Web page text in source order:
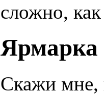
сложно,
Ярмарка
Скажи мне,